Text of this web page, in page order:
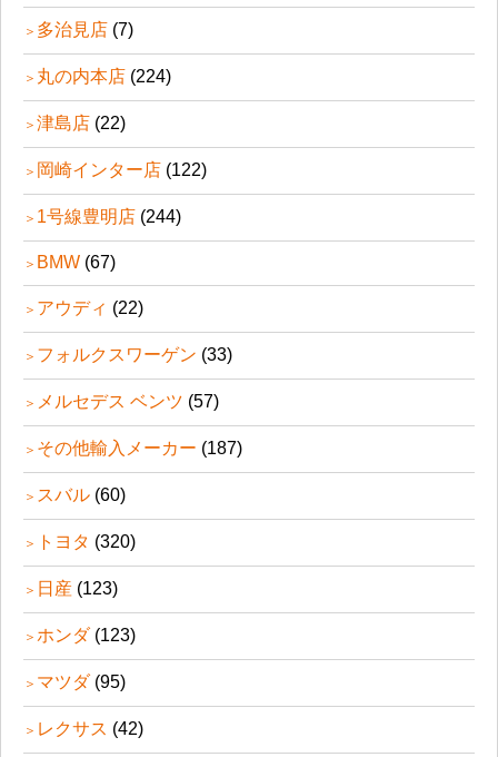
多治見店 (7)
丸の内本店 (224)
津島店 (22)
岡崎インター店 (122)
1号線豊明店 (244)
BMW (67)
アウディ (22)
フォルクスワーゲン (33)
メルセデス ベンツ (57)
その他輸入メーカー (187)
スバル (60)
トヨタ (320)
日産 (123)
ホンダ(123)
マツダ(95)
レクサス (42)